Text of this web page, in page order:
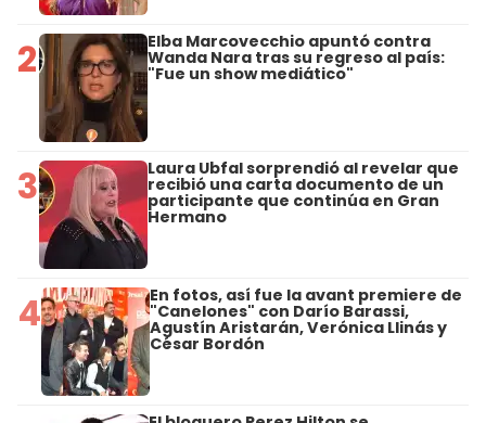
2 Elba Marcovecchio apuntó contra
Wanda Nara tras su regreso al país:
"Fue un show mediático"
3 Laura Ubfal sorprendió al revelar que
recibió una carta documento de un
participante que continúa en Gran
Hermano
4 En fotos, así fue la avant premiere de
"Canelones" con Darío Barassi,
Agustín Aristarán, Verónica Llinás y
César Bordón